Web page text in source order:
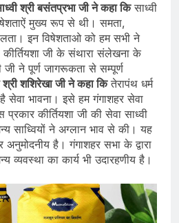
श्री बसंतप्रभा जी ने कहा किसाध्वी
मुख्य रूप से थी। समता,
इन विषेशताओ को हम सभी ने
कीर्तियशा जी के संथारा संलेखना के
जी ने पूर्ण जागरूकता से सम्पूर्ण
श्री शशिरेखा जी ने कहा कितेरापंथ धर्म
सेवा भावना। इसे हम गंगाशहर सेवा
कीर्तियशा जी की सेवा साध्वी
साध्वियों ने अग्लान भाव से की। यह
है। गंगाशहर सभा के द्वारा
व्यवस्था का कार्य भी उदारहणीय है।